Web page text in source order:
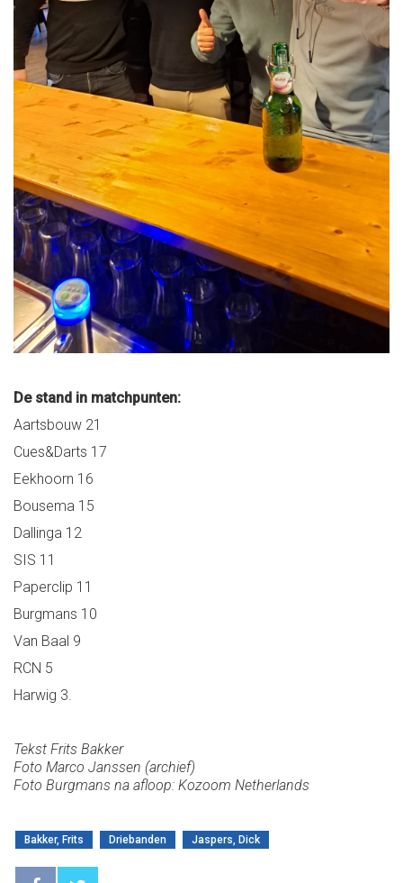
De stand in matchpunten:
Aartsbouw 21
Cues&Darts 17
Eekhoorn 16
Bousema 15
Dallinga 12
SIS 11
Paperclip 11
Burgmans 10
Van Baal 9
RCN 5
Harwig 3.
Tekst Frits Bakker
Foto Marco Janssen (archief)
Foto Burgmans na afloop: Kozoom Netherlands
Bakker, Frits Driebanden Jaspers, Dick